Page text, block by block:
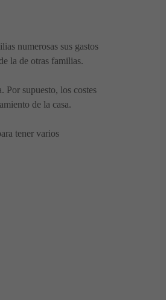
numerosas sus gastos
la de otras familias.
Por supuesto, los costes
de la casa.
tener varios